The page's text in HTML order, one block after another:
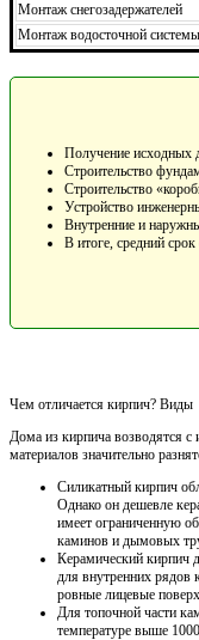
Монтаж снегозадержателей
Монтаж водосточной системы
Получение исходных
Строительство
Строительство
Устройство
Внутренние и
В итоге, средний
Чем отличается кирпич? Виды
Дома из кирпича возводятся с
материалов значительно
Силикатный кирпич
Однако он дешевле
имеет ограниченную
каминов и дымовых
Керамический кирпич
для внутренних рядов
ровные лицевые
Для топочной части
температуре выше